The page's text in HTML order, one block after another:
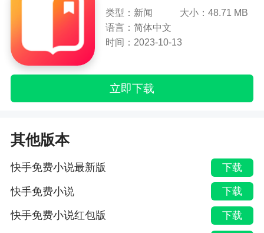
类型：新闻
大小：48.71 MB
语言：简体中文
时间：2023-10-13
立即下载
其他版本
快手免费小说最新版 下载
快手免费小说 下载
快手免费小说红包版 下载